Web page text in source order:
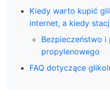
Kiedy warto kupić
internet, a kiedy
Bezpieczeństwo
propylenowego
FAQ dotyczące